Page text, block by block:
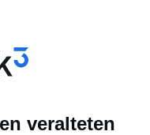
veralteten